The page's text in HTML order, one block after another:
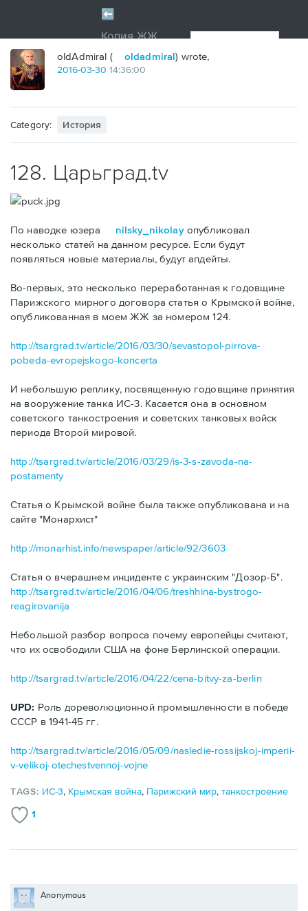
oldAdmiral ( oldadmiral) wrote,
2016-03-30 14:36:00
Category: История
128. Царьград.tv
По наводке юзера nilsky_nikolayопубликовал
несколько статей на данном ресурсе. Если будут
появляться новые материалы, будут апдейты.
Во-первых, это несколько переработанная к годовщине
Парижского мирного договора статья о Крымской войне,
опубликованная в моем ЖЖ за номером 124.
http://tsargrad.tv/article/2016/03/30/sevastopol-pirrova-
pobeda-evropejskogo-koncerta
И небольшую реплику, посвященную годовщине принятия
на вооружение танка ИС-3. Касается она в основном
советского танкостроения и советских танковых войск
периода Второй мировой.
http://tsargrad.tv/article/2016/03/29/is-3-s-zavoda-na-
postamenty
Статья о Крымской войне была также опубликована и на
сайте "Монархист"
http://monarhist.info/newspaper/article/92/3603
Статья о вчерашнем инциденте с украинским "Дозор-Б".
http://tsargrad.tv/article/2016/04/06/treshhina-bystrogo-
reagirovanija
Небольшой разбор вопроса почему европейцы считают,
что их освободили США на фоне Берлинской операции.
http://tsargrad.tv/article/2016/04/22/cena-bitvy-za-berlin
UPD: Роль дореволюционной промышленности в победе
СССР в 1941-45 гг.
http://tsargrad.tv/article/2016/05/09/nasledie-rossijskoj-imperii-
v-velikoj-otechestvennoj-vojne
TAGS: ИС-3, Крымская война, Парижский мир,танкостроение
1
Anonymous